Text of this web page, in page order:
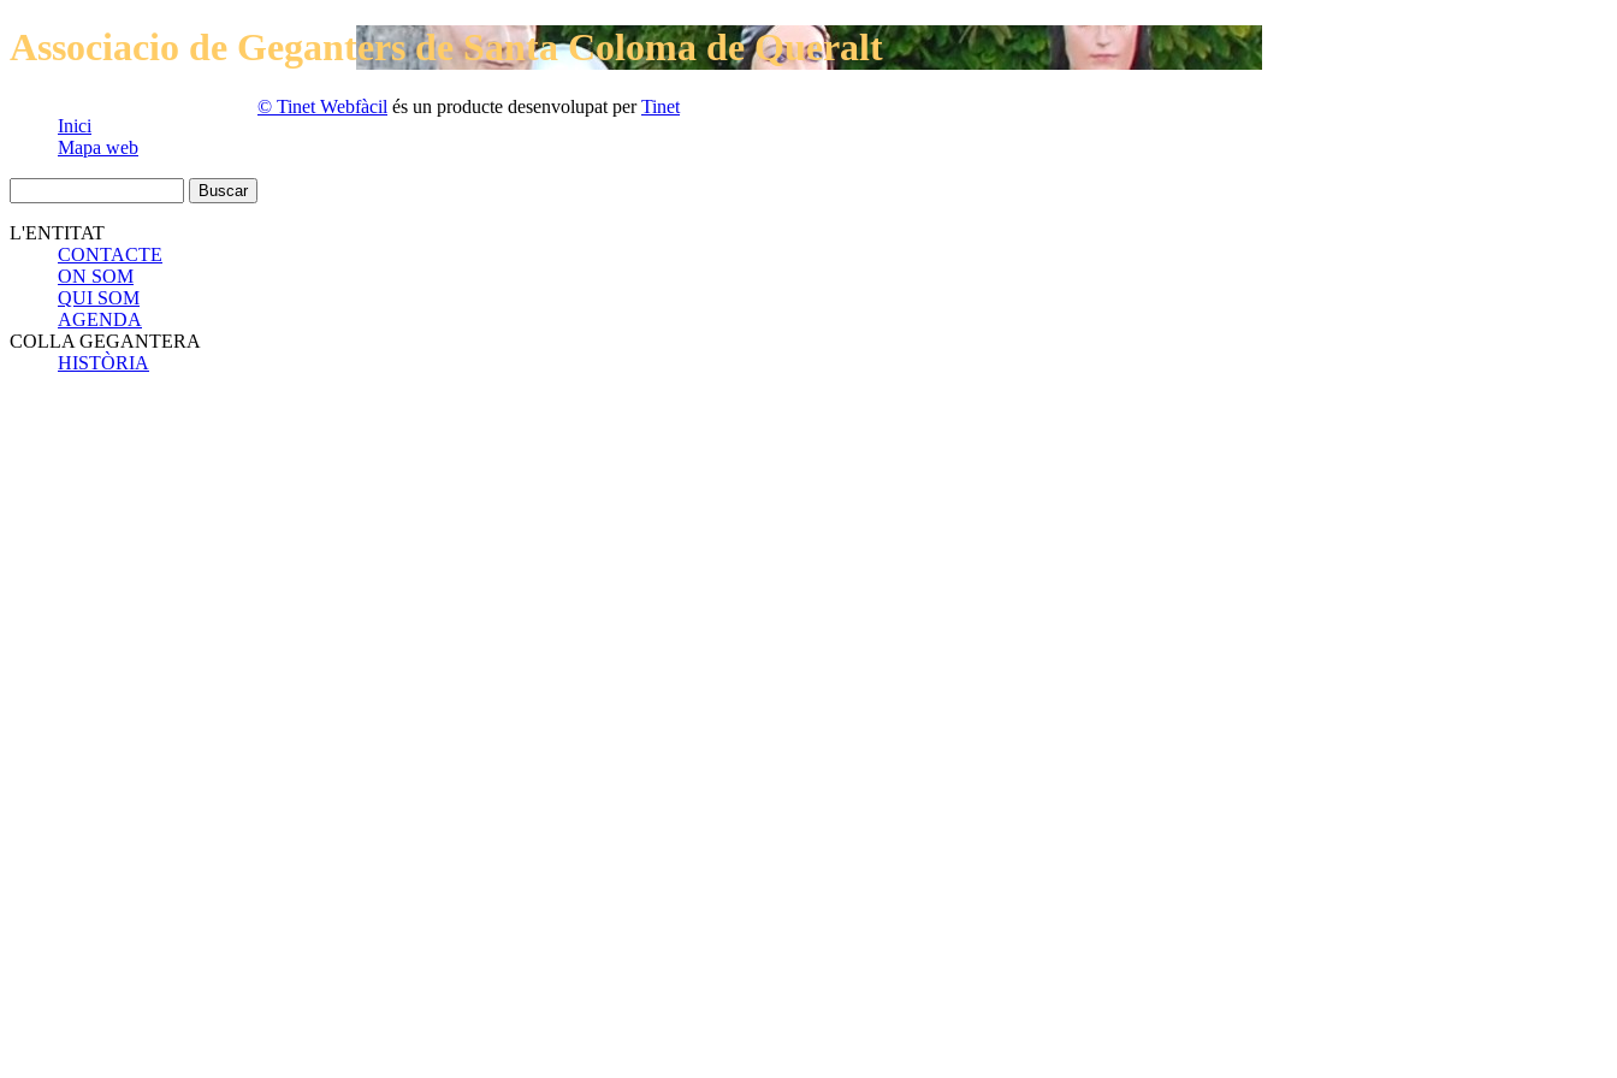
Associacio de Geganters de Santa Coloma de Queralt
Inici
Mapa web
L'ENTITAT
CONTACTE
ON SOM
QUI SOM
AGENDA
COLLA GEGANTERA
HISTÒRIA
© Tinet Webfàcil és un producte desenvolupat perTinet